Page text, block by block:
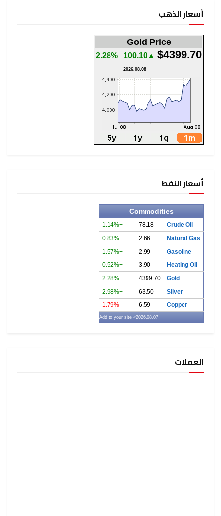
أسعار الذهب
Gold Price
$4399.70
▲100.10
2.28%
2026.08.08
أسعار النفط
Commodities
Crude Oil
78.18
+1.14%
Natural Gas
2.66
+0.83%
Gasoline
2.99
+1.57%
Heating Oil
3.90
+0.52%
Gold
4399.70
+2.28%
Silver
63.50
+2.98%
Copper
6.59
-1.79%
2026.08.07
» Add to your site
العملات